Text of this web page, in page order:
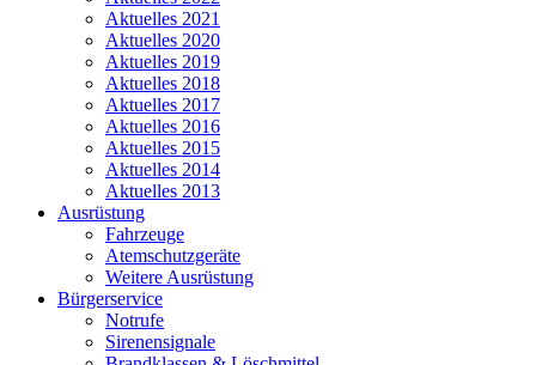
Aktuelles 2021
Aktuelles 2020
Aktuelles 2019
Aktuelles 2018
Aktuelles 2017
Aktuelles 2016
Aktuelles 2015
Aktuelles 2014
Aktuelles 2013
Ausrüstung
Fahrzeuge
Atemschutzgeräte
Weitere Ausrüstung
Bürgerservice
Notrufe
Sirenensignale